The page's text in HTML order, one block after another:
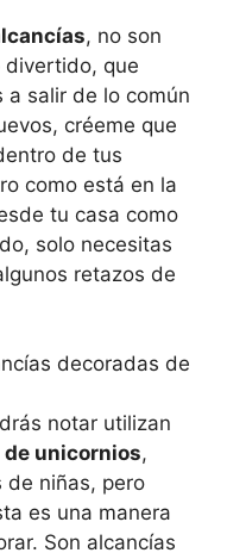
, no son
divertido, que
a salir de lo común
créeme que
de tus
como está en la
tu casa como
solo necesitas
retazos de
notar utilizan
unicornios,
de niñas, pero
es una manera
Son alcancías